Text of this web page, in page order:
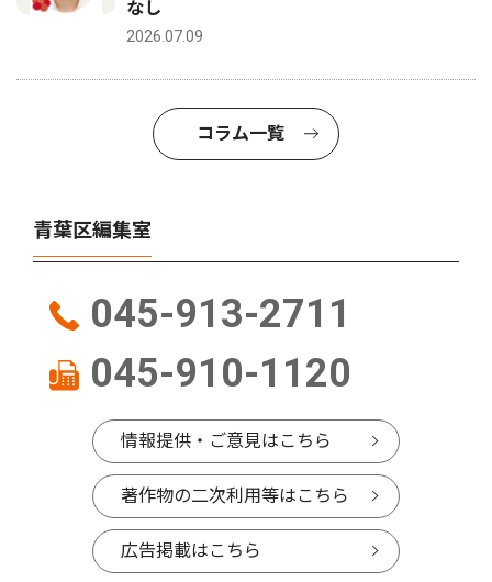
なし
2026.07.09
コラム一覧
青葉区編集室
045-913-2711
045-910-1120
情報提供・ご意見はこちら
著作物の二次利用等はこちら
広告掲載はこちら